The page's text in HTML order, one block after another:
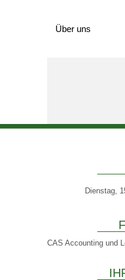
Über uns
Dienstag,
CAS Accounting und